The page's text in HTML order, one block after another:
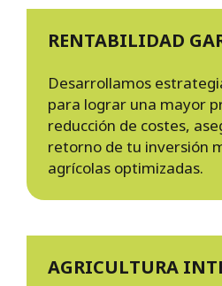
RENTABILIDAD
Desarrollamos
para lograr una mayor
reducción de costes,
retorno de tu inversión
agrícolas optimizadas.
AGRICULTURA